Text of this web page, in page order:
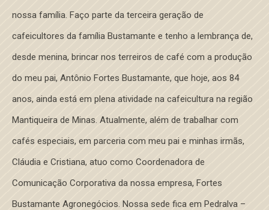
nossa família. Faço parte da terceira geração de
cafeicultores da família Bustamante e tenho a lembrança de,
desde menina, brincar nos terreiros de café com a produção
do meu pai, Antônio Fortes Bustamante, que hoje, aos 84
anos, ainda está em plena atividade na cafeicultura na região
Mantiqueira de Minas. Atualmente, além de trabalhar com
cafés especiais, em parceria com meu pai e minhas irmãs,
Cláudia e Cristiana, atuo como Coordenadora de
Comunicação Corporativa da nossa empresa, Fortes
Bustamante Agronegócios. Nossa sede fica em Pedralva –